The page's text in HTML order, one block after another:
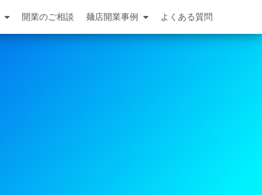
開業のご相談 麺店開業事例 よくある質問